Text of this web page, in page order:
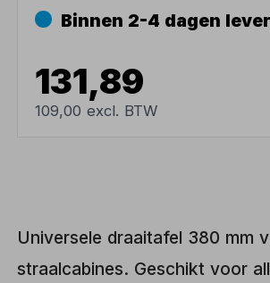
Binnen 2-4 dagen
131,89
109,00 excl. BTW
Universele draaitafel 380 mm
straalcabines. Geschikt voor